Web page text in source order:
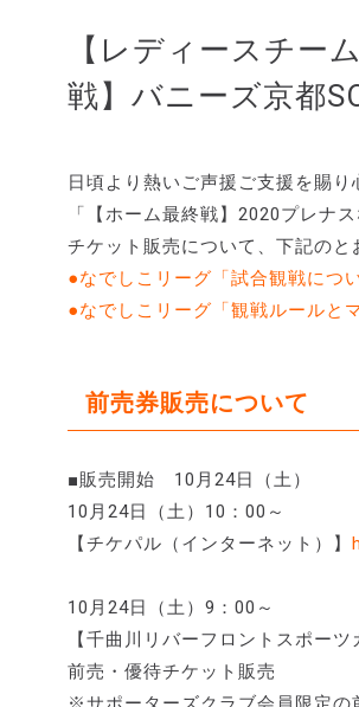
【レディースチー
戦】バニーズ京都
日頃より熱いご声援ご支援を賜り
「【ホーム最終戦】2020プレナ
チケット販売について、下記のと
●なでしこリーグ「試合観戦につ
●なでしこリーグ「観戦ルールと
前売券販売について
■販売開始 10月24日（土）
10月24日（土）10：00～
【チケパル（インターネット）】
10月24日（土）9：00～
【千曲川リバーフロントスポーツ
前売・優待チケット販売